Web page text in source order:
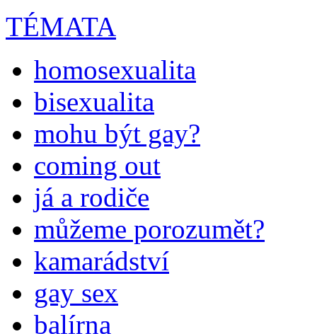
TÉMATA
homosexualita
bisexualita
mohu být gay?
coming out
já a rodiče
můžeme porozumět?
kamarádství
gay sex
balírna